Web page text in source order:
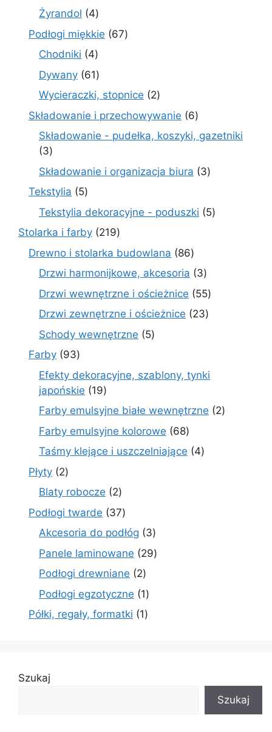
produktów
Żyrandol 44
produkty
Podłogi miękkie 6767
Chodniki 44
produkty
Dywany 6161
produktów
Wycieraczki, stopnice 22
produkty
Składowanie i przechowywanie 66
produktów
Składowanie - pudełka, koszyki, gazetniki
33
produkty
Składowanie i organizacja biura 33
Tekstylia 55
produktów
Tekstylia dekoracyjne - poduszki 55
Stolarka i farby 219219
produktów
Drewno i stolarka budowlana 8686
produktów
Drzwi harmonijkowe, akcesoria 33
produkty
Drzwi wewnętrzne i ościeżnice 5555
produktów
Drzwi zewnętrzne i ościeżnice 2323
Schody wewnętrzne 55
Farby 9393
produkty
Efekty dekoracyjne, szablony, tynki
japońskie
1919
produktów
Farby emulsyjne białe wewnętrzne 22
Farby emulsyjne kolorowe 6868
produktów
Taśmy klejące i uszczelniające 44
Płyty 22
produkty
Blaty robocze 22
produkty
Podłogi twarde 3737
produktów
Akcesoria do podłóg 33
produkty
Panele laminowane 2929
Podłogi drewniane 22
produkty
Podłogi egzotyczne 11
produkt
Półki, regały, formatki 11
Szukaj
Szukaj